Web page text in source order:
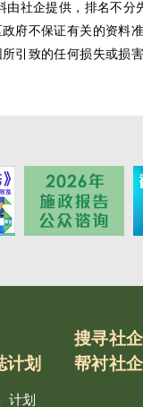
由社企提供，排名不分
府不保证有关的资料
引致的任何损失或损
搜寻社企
计划
计划
帮衬社企